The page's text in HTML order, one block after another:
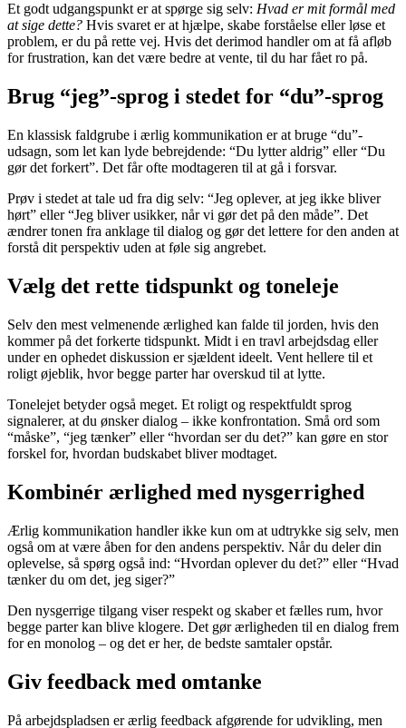
Et godt udgangspunkt er at spørge sig selv: Hvad er mit formål med
at sige dette? Hvis svaret er at hjælpe, skabe forståelse eller løse et
problem, er du på rette vej. Hvis det derimod handler om at få afløb
for frustration, kan det være bedre at vente, til du har fået ro på.
Brug “jeg”-sprog i stedet for “du”-sprog
En klassisk faldgrube i ærlig kommunikation er at bruge “du”-
udsagn, som let kan lyde bebrejdende: “Du lytter aldrig” eller “Du
gør det forkert”. Det får ofte modtageren til at gå i forsvar.
Prøv i stedet at tale ud fra dig selv: “Jeg oplever, at jeg ikke bliver
hørt” eller “Jeg bliver usikker, når vi gør det på den måde”. Det
ændrer tonen fra anklage til dialog og gør det lettere for den anden at
forstå dit perspektiv uden at føle sig angrebet.
Vælg det rette tidspunkt og toneleje
Selv den mest velmenende ærlighed kan falde til jorden, hvis den
kommer på det forkerte tidspunkt. Midt i en travl arbejdsdag eller
under en ophedet diskussion er sjældent ideelt. Vent hellere til et
roligt øjeblik, hvor begge parter har overskud til at lytte.
Tonelejet betyder også meget. Et roligt og respektfuldt sprog
signalerer, at du ønsker dialog – ikke konfrontation. Små ord som
“måske”, “jeg tænker” eller “hvordan ser du det?” kan gøre en stor
forskel for, hvordan budskabet bliver modtaget.
Kombinér ærlighed med nysgerrighed
Ærlig kommunikation handler ikke kun om at udtrykke sig selv, men
også om at være åben for den andens perspektiv. Når du deler din
oplevelse, så spørg også ind: “Hvordan oplever du det?” eller “Hvad
tænker du om det, jeg siger?”
Den nysgerrige tilgang viser respekt og skaber et fælles rum, hvor
begge parter kan blive klogere. Det gør ærligheden til en dialog frem
for en monolog – og det er her, de bedste samtaler opstår.
Giv feedback med omtanke
På arbejdspladsen er ærlig feedback afgørende for udvikling, men